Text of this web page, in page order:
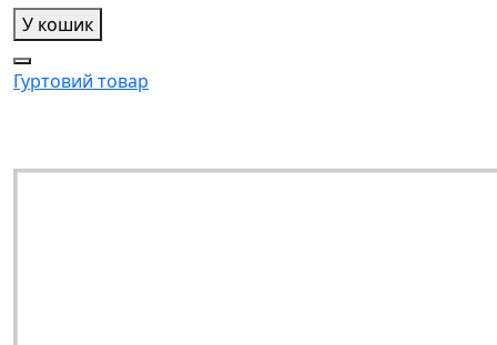
У кошик
Гуртовий товар